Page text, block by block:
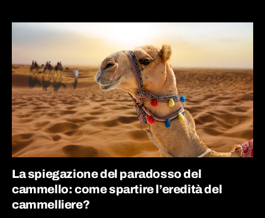
La spiegazione del paradosso del
cammello: come spartire l’eredità del
cammelliere?